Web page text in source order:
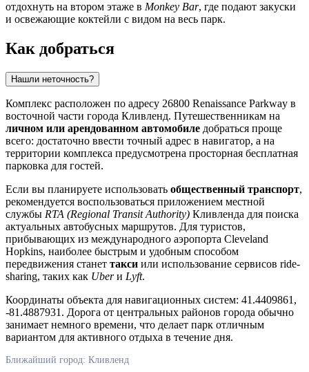
отдохнуть на втором этаже в Monkey Bar, где подают закуски
и освежающие коктейли с видом на весь парк.
Как добраться
Нашли неточность?
Комплекс расположен по адресу 26800 Renaissance Parkway в
восточной части города Кливленд. Путешественникам на
личном или арендованном автомобиле добраться проще
всего: достаточно ввести точный адрес в навигатор, а на
территории комплекса предусмотрена просторная бесплатная
парковка для гостей.
Если вы планируете использовать общественный транспорт,
рекомендуется воспользоваться приложением местной
службы RTA (Regional Transit Authority) Кливленда для поиска
актуальных автобусных маршрутов. Для туристов,
прибывающих из международного аэропорта Cleveland
Hopkins, наиболее быстрым и удобным способом
передвижения станет такси или использование сервисов ride-
sharing, таких как Uberи Lyft.
Координаты объекта для навигационных систем: 41.4409861,
-81.4887931. Дорога от центральных районов города обычно
занимает немного времени, что делает парк отличным
вариантом для активного отдыха в течение дня.
Ближайший город: Кливленд